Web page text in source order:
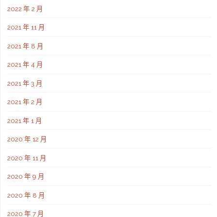
2022 年 2 月
2021 年 11 月
2021 年 8 月
2021 年 4 月
2021 年 3 月
2021 年 2 月
2021 年 1 月
2020 年 12 月
2020 年 11 月
2020 年 9 月
2020 年 8 月
2020 年 7 月